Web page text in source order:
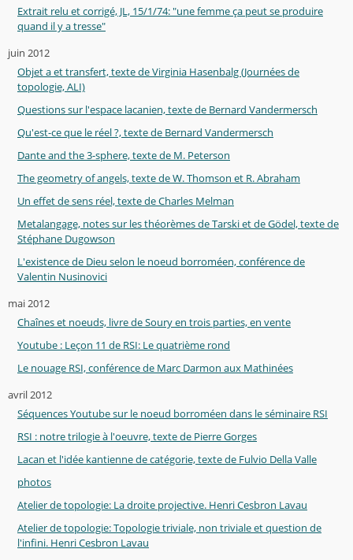
Extrait relu et corrigé, JL, 15/1/74: "une femme ça peut se produire
quand il y a tresse"
juin 2012
Objet a et transfert, texte de Virginia Hasenbalg (Journées de
topologie, ALI)
Questions sur l'espace lacanien, texte de Bernard Vandermersch
Qu'est-ce que le réel ?, texte de Bernard Vandermersch
Dante and the 3-sphere, texte de M. Peterson
The geometry of angels, texte de W. Thomson et R. Abraham
Un effet de sens réel, texte de Charles Melman
Metalangage, notes sur les théorèmes de Tarski et de Gödel, texte de
Stéphane Dugowson
L'existence de Dieu selon le noeud borroméen, conférence de
Valentin Nusinovici
mai 2012
Chaînes et noeuds, livre de Soury en trois parties, en vente
Youtube : Leçon 11 de RSI: Le quatrième rond
Le nouage RSI, conférence de Marc Darmon aux Mathinées
avril 2012
Séquences Youtube sur le noeud borroméen dans le séminaire RSI
RSI : notre trilogie à l'oeuvre, texte de Pierre Gorges
Lacan et l'idée kantienne de catégorie, texte de Fulvio Della Valle
photos
Atelier de topologie: La droite projective. Henri Cesbron Lavau
Atelier de topologie: Topologie triviale, non triviale et question de
l'infini. Henri Cesbron Lavau